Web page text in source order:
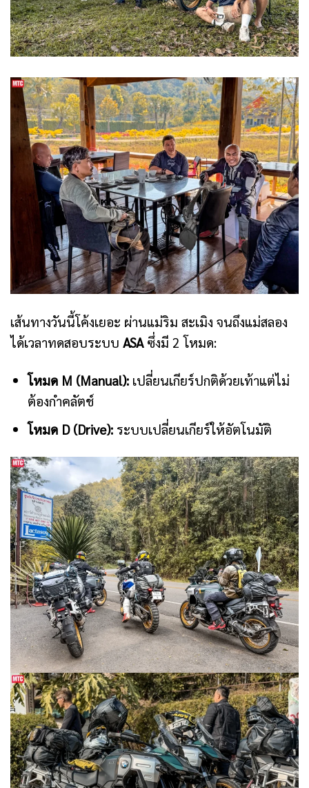
เส้นทางวันนี้โค้งเยอะ ผ่านแม่ริม สะเมิง จนถึงแม่สลอง
ได้เวลาทดสอบระบบ ASAซึ่งมี 2 โหมด:
โหมด M (Manual):เปลี่ยนเกียร์ปกติด้วยเท้าแต่ไม่
ต้องกำคลัตช์
โหมด D (Drive):ระบบเปลี่ยนเกียร์ให้อัตโนมัติ